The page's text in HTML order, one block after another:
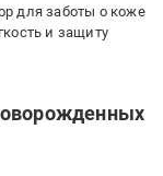
для заботы о коже
и защиту